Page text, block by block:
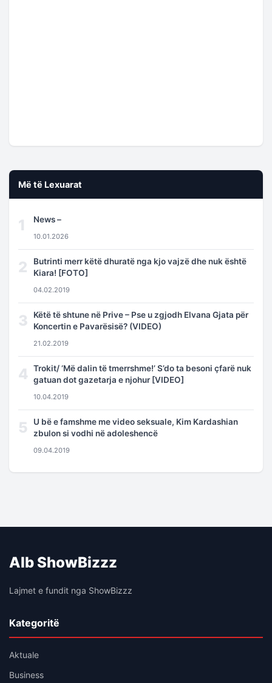
Më të Lexuarat
1 News –
10.01.2026
2
Butrinti merr këtë dhuratë nga kjo vajzë dhe nuk është
Kiara! [FOTO]
04.02.2019
3
Këtë të shtune në Prive – Pse u zgjodh Elvana Gjata për
Koncertin e Pavarësisë? (VIDEO)
21.02.2019
4
Trokit/ ‘Më dalin të tmerrshme!’ S’do ta besoni çfarë nuk
gatuan dot gazetarja e njohur [VIDEO]
10.04.2019
5
U bë e famshme me video seksuale, Kim Kardashian
zbulon si vodhi në adoleshencë
09.04.2019
Alb ShowBizzz
Lajmet e fundit nga ShowBizzz
Kategoritë
Aktuale
Business